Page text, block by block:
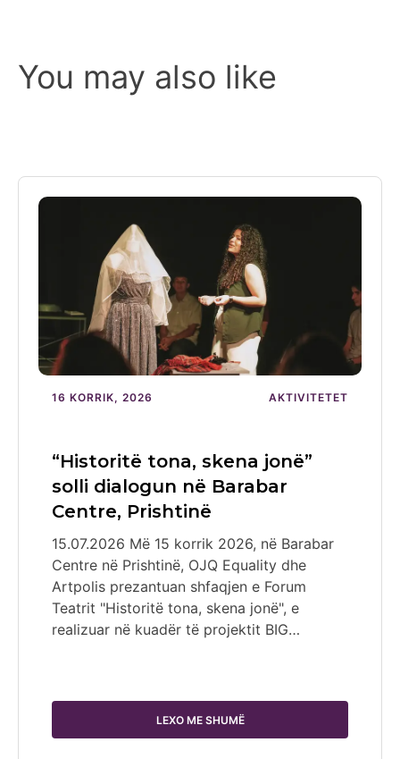
You may also like
16 KORRIK, 2026 AKTIVITETET
“Historitë tona, skena jonë”
solli dialogun në Barabar
Centre, Prishtinë
15.07.2026 Më 15 korrik 2026, në Barabar
Centre në Prishtinë, OJQ Equality dhe
Artpolis prezantuan shfaqjen e Forum
Teatrit "Historitë tona, skena jonë", e
realizuar në kuadër të projektit BIG…
LEXO ME SHUMË